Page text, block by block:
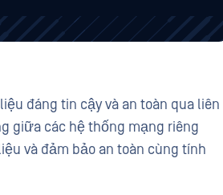
đáng tin cậy và an toàn qua liên
giữa các hệ thống mạng riêng
và đảm bảo an toàn cùng tính